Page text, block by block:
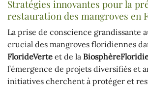
Stratégies innovantes pour la
restauration des mangroves en
La prise de conscience grandissante
crucial des mangroves floridiennes
FlorideVerte et de la
l’émergence de projets diversifiés et
initiatives cherchent à protéger et